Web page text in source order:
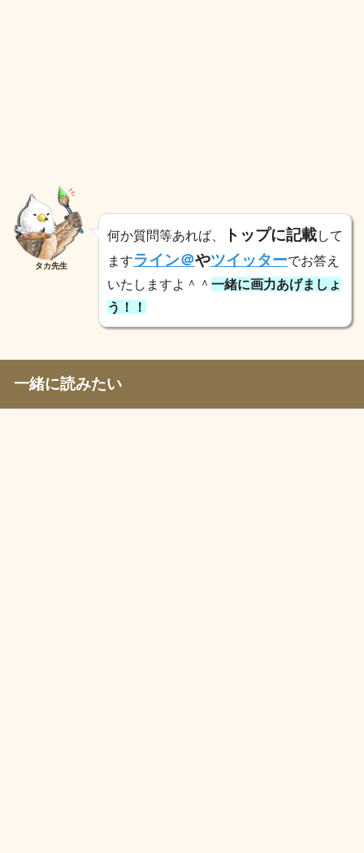
タカ先生
何か質問等あれば、 トップに記載して
ますライン＠やツイッターでお答え
いたしますよ＾＾ 一緒に画力あげましょ
う！！
一緒に読みたい